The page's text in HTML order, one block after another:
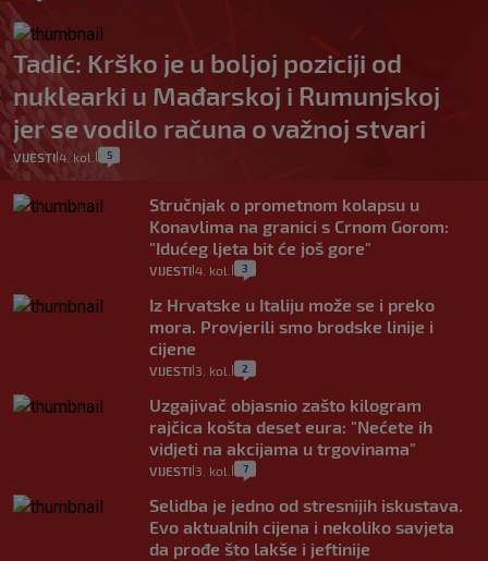
Tadić: Krško je u boljoj poziciji od
nuklearki u Mađarskoj i Rumunjskoj
jer se vodilo računa o važnoj stvari
VIJESTI|4. kol. 5
Stručnjak o prometnom kolapsu u
Konavlima na granici s Crnom Gorom:
"Idućeg ljeta bit će još gore"
VIJESTI 4. kol. 3
Iz Hrvatske u Italiju može se i preko
mora. Provjerili smo brodske linije i
cijene
VIJESTI 3. kol. 2
Uzgajivač objasnio zašto kilogram
rajčica košta deset eura: "Nećete ih
vidjeti na akcijama u trgovinama"
VIJESTI 3. kol. 7
Selidba je jedno od stresnijih iskustava.
Evo aktualnih cijena i nekoliko savjeta
da prođe što lakše i jeftinije